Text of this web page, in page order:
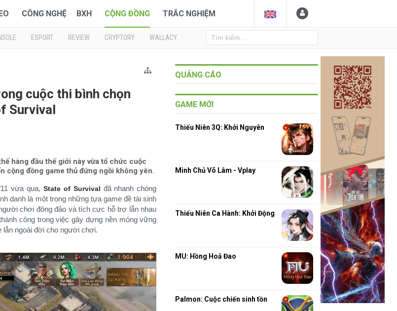
CÔNG NGHỆ BXH CỘNG ĐỒNG TRẮC NGHIỆM
ESPORT REVIEW CRYPTORY WALLACY
cuộc thi bình chọn
Survival
hàng đầu thế giới này vừa tổ chức cuộc
cộng đồng game thủ đứng ngồi không yên.
vừa qua, State of Survival đã nhanh chóng
danh là một trong những tựa game đề tài sinh
chơi đông đảo và tích cực hỗ trợ lẫn nhau
công trong việc gây dựng nền móng vững
lẫn ngoài đời cho người chơi.
QUẢNG CÁO
GAME MỚI
Thiếu Niên 3Q: Khởi Nguyên
Minh Chủ Võ Lâm - Vplay
Thiếu Niên Ca Hành: Khởi Động
MU: Hồng Hoả Đao
Palmon: Cuộc chiến sinh tồn